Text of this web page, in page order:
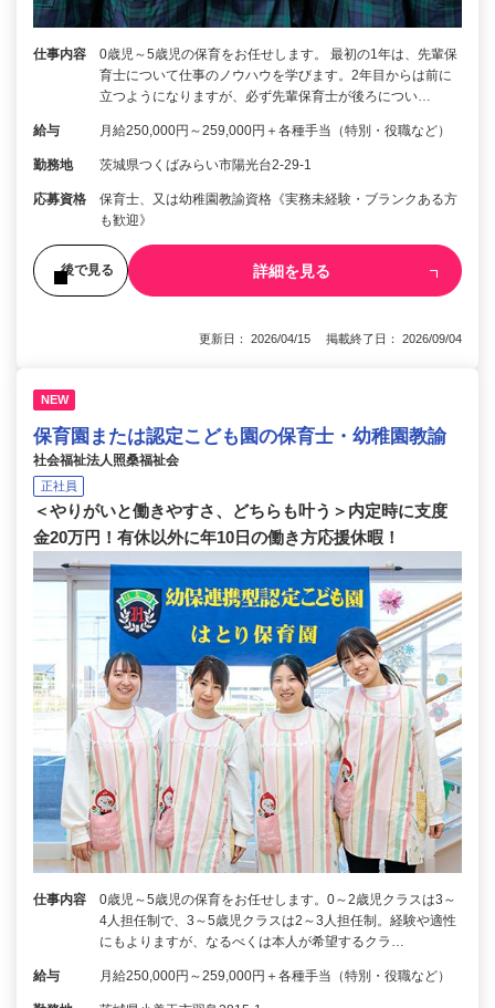
仕事内容
0歳児～5歳児の保育をお任せします。 最初の1年は、先輩保
育士について仕事のノウハウを学びます。2年目からは前に
立つようになりますが、必ず先輩保育士が後ろについ…
給与 月給250,000円～259,000円＋各種手当（特別・役職など）
勤務地 茨城県つくばみらい市陽光台2-29-1
応募資格
保育士、又は幼稚園教諭資格《実務未経験・ブランクある方
も歓迎》
後で見る 詳細を見る
更新日： 2026/04/15 掲載終了日： 2026/09/04
NEW
保育園または認定こども園の保育士・幼稚園教諭
社会福祉法人照桑福祉会
正社員
＜やりがいと働きやすさ、どちらも叶う＞内定時に支度
金20万円！有休以外に年10日の働き方応援休暇！
仕事内容
0歳児～5歳児の保育をお任せします。0～2歳児クラスは3～
4人担任制で、3～5歳児クラスは2～3人担任制。経験や適性
にもよりますが、なるべくは本人が希望するクラ…
給与 月給250,000円～259,000円＋各種手当（特別・役職など）